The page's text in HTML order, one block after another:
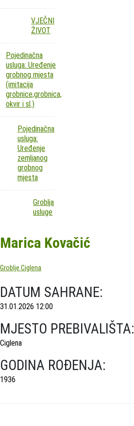
VJEČNI
ŽIVOT
Pojedinačna
usluga: Uređenje
grobnog mjesta
(imitacija
grobnice,grobnica,
okvir i sl.)
Pojedinačna
usluga:
Uređenje
zemljanog
grobnog
mjesta
Groblja
usluge
Marica Kovačić
Groblje Ciglena
DATUM SAHRANE:
31.01.2026 12:00
MJESTO PREBIVALIŠTA:
Ciglena
GODINA ROĐENJA:
1936